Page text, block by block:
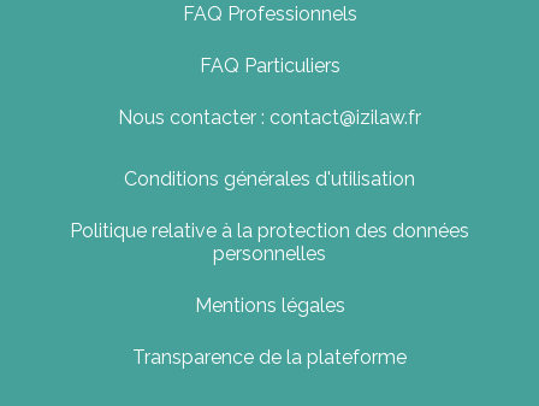
FAQ Professionnels
FAQ Particuliers
Nous contacter : contact@izilaw.fr
Conditions générales d'utilisation
Politique relative à la protection des données
personnelles
Mentions légales
Transparence de la plateforme